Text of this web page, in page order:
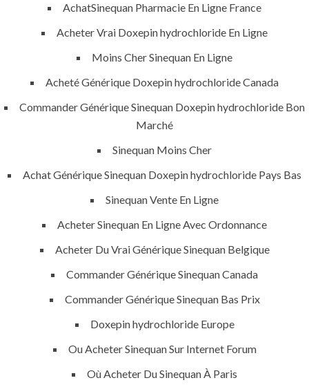
Uncategorized
era-admin January 3, 2022
comments off
AchatSinequan Pharmacie En Ligne France
Acheter Vrai Doxepin hydrochloride En Ligne
Moins Cher Sinequan En Ligne
Acheté Générique Doxepin hydrochloride Canada
Commander Générique Sinequan Doxepin hydrochloride Bon
Marché
Sinequan Moins Cher
Achat Générique Sinequan Doxepin hydrochloride Pays Bas
Sinequan Vente En Ligne
Acheter Sinequan En Ligne Avec Ordonnance
Acheter Du Vrai Générique Sinequan Belgique
Commander Générique Sinequan Canada
Commander Générique Sinequan Bas Prix
Doxepin hydrochloride Europe
Ou Acheter Sinequan Sur Internet Forum
Où Acheter Du Sinequan À Paris